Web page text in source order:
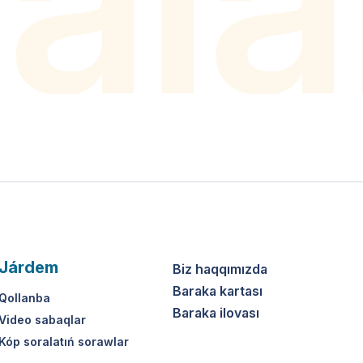
Járdem
Qollanba
sabaqlar
Kóp soralatıń sorawlar
Biz haqqımızda
Baraka kartası
Baraka ilovası